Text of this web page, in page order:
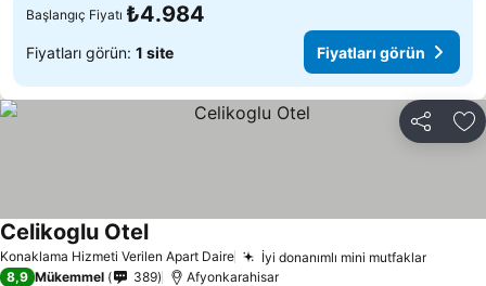
Başlangıç Fiyatı ₺4.984
Fiyatları görün: 1 site Fiyatları görün
Paylaş
Konaklama Hizmeti Verilen Apart Daire İyi donanımlı mini mutfaklar
Celikoglu OtelFiyatları görün
8,9 Mükemmel 389 Afyonkarahisar